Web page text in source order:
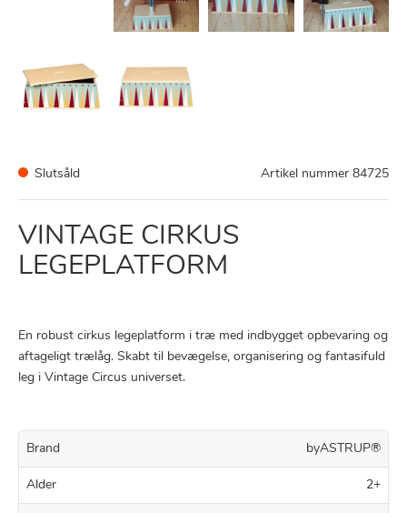
Slutsåld Artikel nummer 84725
VINTAGE CIRKUS
LEGEPLATFORM
En robust cirkus legeplatform i træ med indbygget opbevaring og
aftageligt trælåg. Skabt til bevægelse, organisering og fantasifuld
leg i Vintage Circus universet.
Brand byASTRUP®
Alder 2+